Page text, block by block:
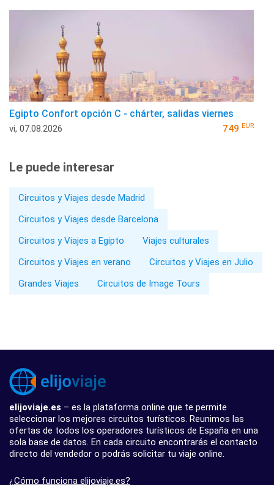
Egipto Confort opción C - chárter, salidas viernes
vi, 07.08.2026 749 EUR
Le puede interesar
Circuitos y Viajes desde Madrid
Circuitos y Viajes desde Barcelona
Circuitos y Viajes a Egipto
Viajes culturales
Circuitos y Viajes en verano
Circuitos y Viajes en Julio
Grandes Viajes
Circuitos de Image Tours
elijoviaje.es – es la plataforma online que te permite
seleccionar los mejores circuitos turísticos. Reunimos las
ofertas de todos los operadores turísticos de España en una
sola base de datos. En cada circuito encontrarás el contacto
directo del vendedor o podrás solicitar tu viaje online.
¿Cómo funciona elijoviaje.es?